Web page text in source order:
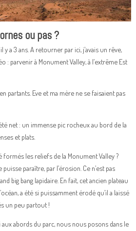
ou pas ?
y a 3 ans. A retourner par ici, j’avais un rêve,
: parvenir à Monument Valley, à l’extrême Est
partants. Eve et ma mère ne se faisaient pas
net : un immense pic rocheux au bord de la
et plats.
les reliefs de la Monument Valley ?
paraître, par l’érosion. Ce n’est pas
big bang lapidaire. En fait, cet ancien plateau
a été si puissamment érodé qu’il a laissé
un peu partout !
aux abords du parc, nous nous posons dans le